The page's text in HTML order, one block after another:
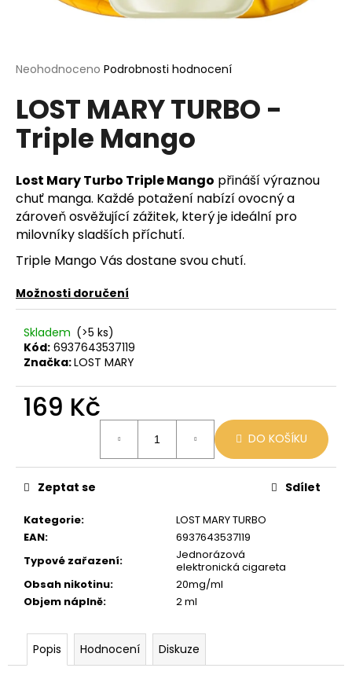
Průměrné
produktu
je
0,0
hvězdiček.
Neohodnoceno Podrobnosti hodnocení
LOST MARY TURBO -
Triple Mango
Lost Mary Turbo Triple Mango přináší výraznou
chuť manga. Každé potažení nabízí ovocný a
zároveň osvěžující zážitek, který je ideální pro
milovníky sladších příchutí.
Triple Mango Vás dostane svou chutí.
Možnosti doručení
Skladem (>5 ks)
Kód: 6937643537119
Značka:LOST MARY
169 Kč
DO KOŠÍKU
Kategorie:
LOST MARY TURBO
EAN:
6937643537119
Typové zařazení:
Jednorázová
elektronická cigareta
Obsah nikotinu:
20mg/ml
Objem náplně: 2 ml
Zeptat se Sdílet
Popis Hodnocení Diskuze
í
t
?
HLEDAT
D
o
p
o
u
č
u
j
e
LIO
SUMMER
MIX
Kč
99
Kč